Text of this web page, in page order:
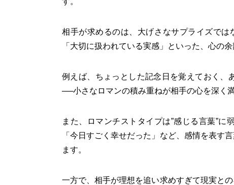
相手が求めるのは、大げさなサプライズでは
「大切に扱われている実感」といった、心の余
例えば、ちょっとした記念日を覚えておく、
──小さなロマンの積み重ねが相手の心を深く
また、ロマンチストタイプは”感じる言葉”に
「今日すごく幸せだった」など、感情を表す
ます。
一方で、相手が理想を追い求めすぎて現実と